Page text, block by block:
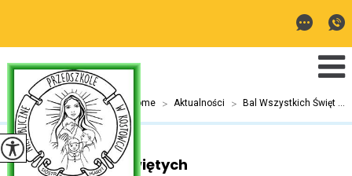
Jesteś tutaj: Home > Aktualności > Bal Wszystkich Święt ...
Bal Wszystkich Świętych